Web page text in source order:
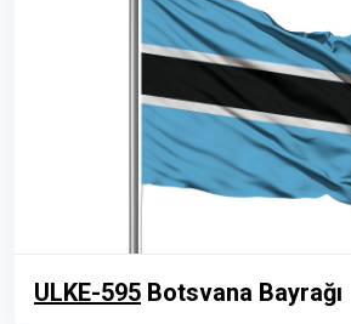
ULKE-595 Botsvana Bayrağı